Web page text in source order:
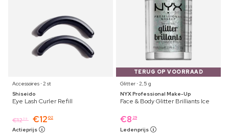
Accessoires ⋅ 2 st
Shiseido
Eye Lash Curler Refill
€1239 €12 02
Actieprijs
TERUG OP VOORRAAD
Glitter ⋅ 2,5 g
NYX Professional Make-Up
Face & Body Glitter Brilliants Ice
€8 29
Ledenprijs